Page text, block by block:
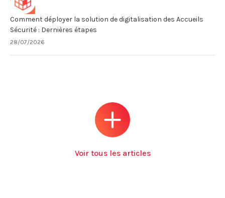
Comment déployer la solution de digitalisation des Accueils
Sécurité : Dernières étapes
28/07/2026
Voir tous les articles